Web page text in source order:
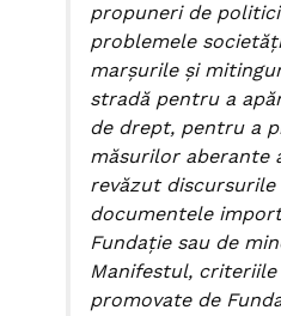
propuneri de
problemele
marşurile şi
stradă pentru a
de drept, pentru a
măsurilor aberante
revăzut discursurile
documentele
Fundaţie sau de
Manifestul, criteriile
promovate de